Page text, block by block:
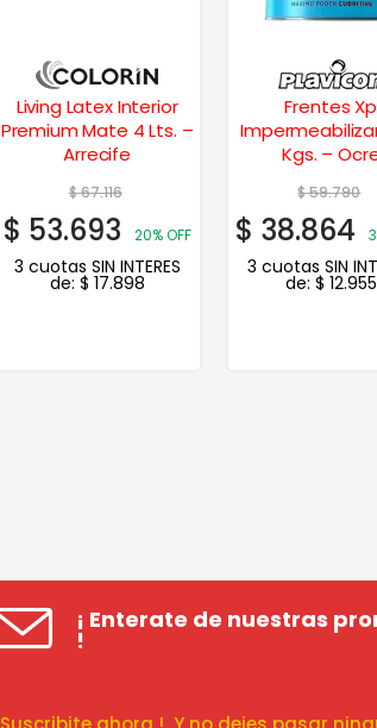
Living Latex Interior
Premium Mate 4 Lts. –
Arrecife
$67.116
$ 53.693 20% OFF
3 cuotas SIN INTERES
de: $ 17.898
Frentes Xp
Kgs. –
$59.790
$ 38.864
3 cuotas SIN
de: $ 12.955
¡ Enterate de nuestras
!